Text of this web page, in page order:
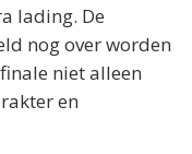
lading. De
nog over worden
niet alleen
en